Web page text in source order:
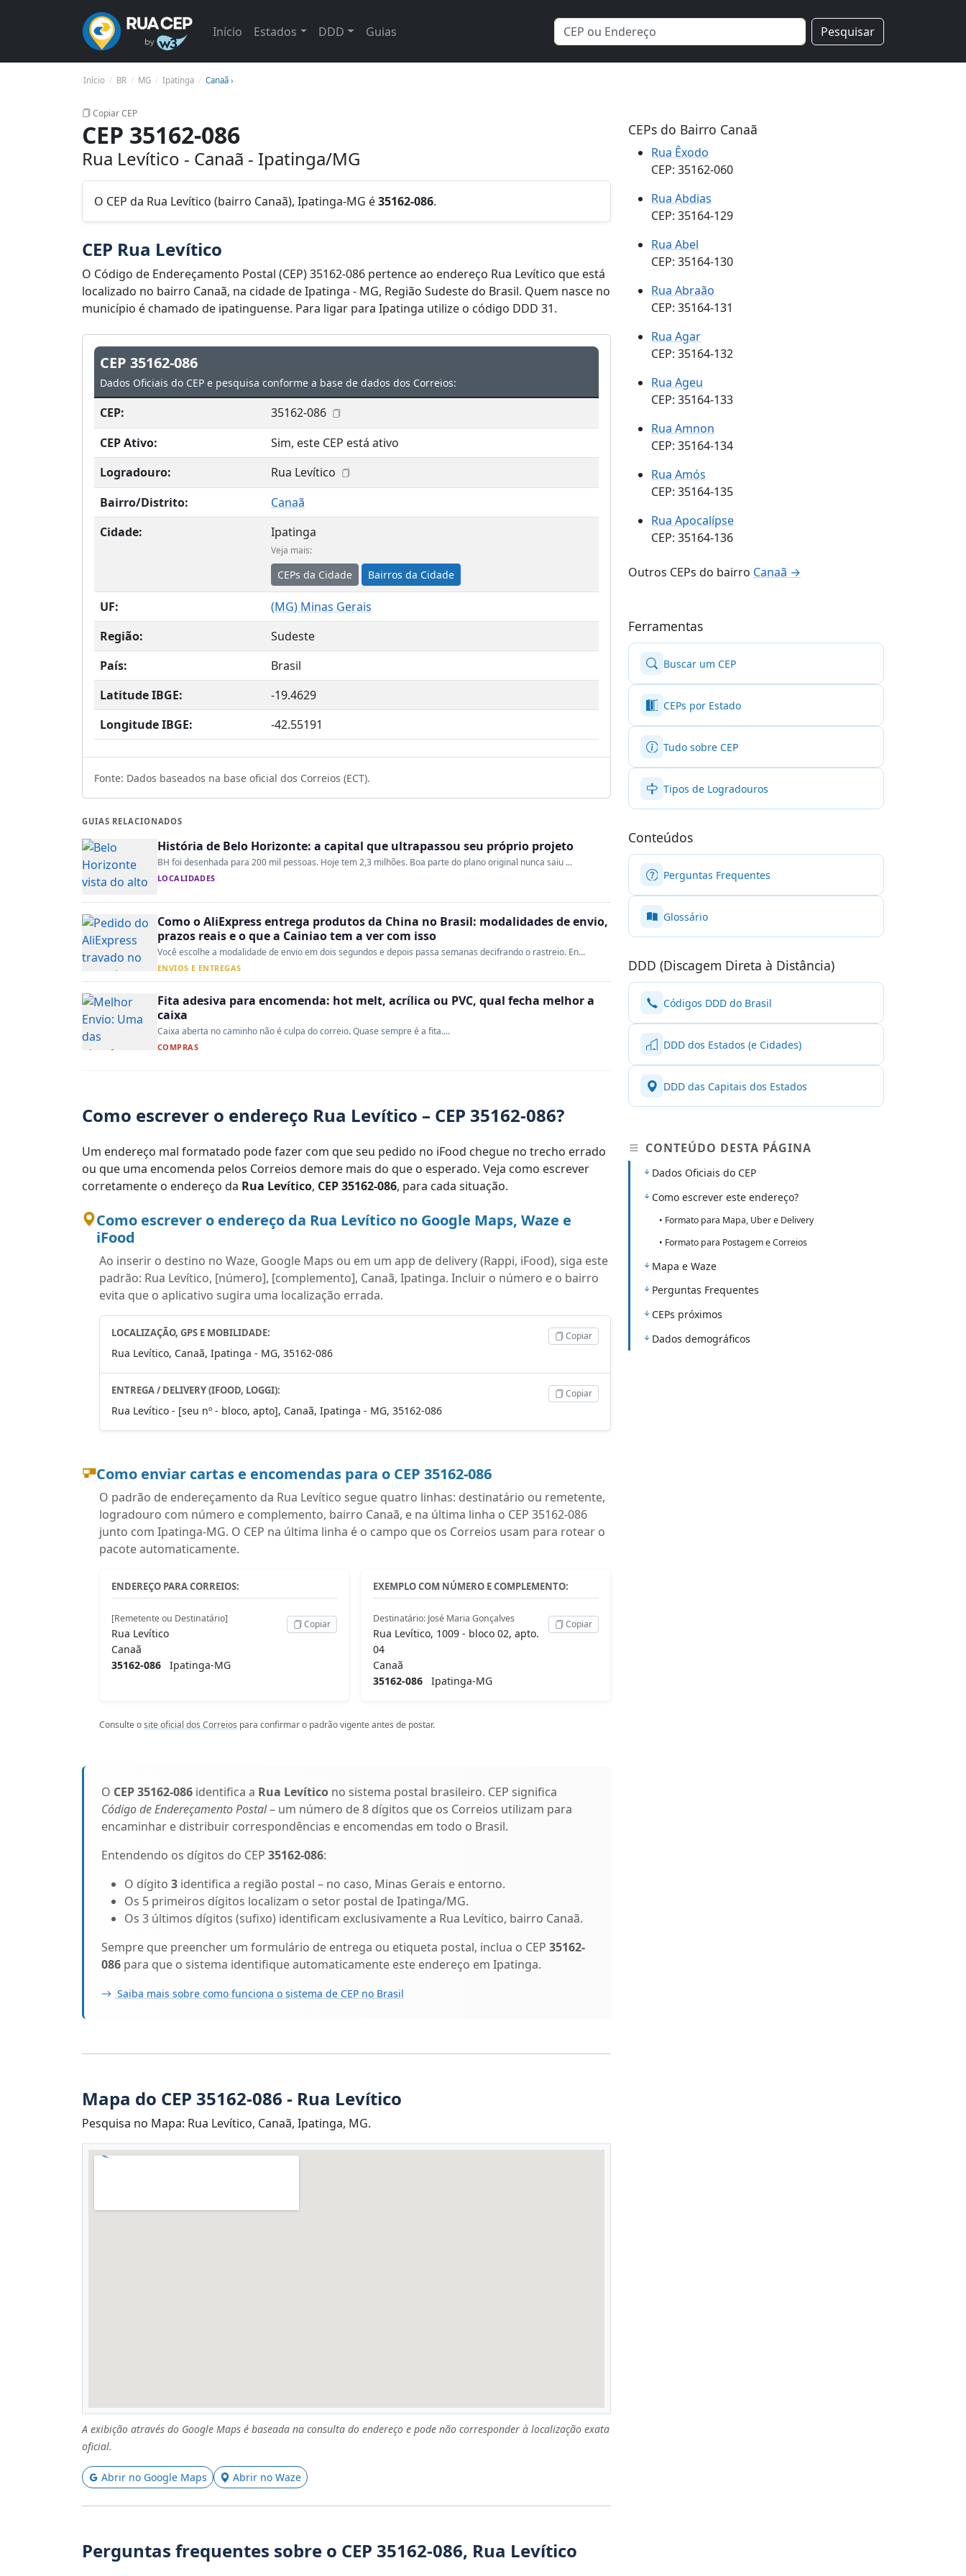
Início Estados DDD Guias Pesquisar
Início BR MG Ipatinga Canaã ›
Copiar CEP
CEP 35162-086
Rua Levítico - Canaã - Ipatinga/MG
O CEP da Rua Levítico (bairro Canaã), Ipatinga-MG é35162-086.
CEP Rua Levítico
O Código de Endereçamento Postal (CEP) 35162-086 pertence ao endereço Rua Levítico que está
localizado no bairro Canaã, na cidade de Ipatinga - MG, Região Sudeste do Brasil. Quem nasce no
município é chamado de ipatinguense. Para ligar para Ipatinga utilize o código DDD 31.
CEP 35162-086
Dados Oficiais do CEP e pesquisa conforme a base de dados dos Correios:
CEP:
35162-086
CEP Ativo:
Sim, este CEP está ativo
Logradouro:
Rua Levítico
Bairro/Distrito:
Canaã
Cidade:
Ipatinga
Veja mais:
CEPs da Cidade Bairros da Cidade
UF: (MG) Minas Gerais
Região:
Sudeste
País:
Brasil
Latitude IBGE:
-19.4629
Longitude IBGE:
-42.55191
Fonte: Dados baseados na base oficial dos Correios (ECT).
GUIAS RELACIONADOS
História de Belo Horizonte: a capital que ultrapassou seu próprio projeto
BH foi desenhada para 200 mil pessoas. Hoje tem 2,3 milhões. Boa parte do plano original nunca saiu ...
LOCALIDADES
Como o AliExpress entrega produtos da China no Brasil: modalidades de envio,
prazos reais e o que a Cainiao tem a ver com isso
Você escolhe a modalidade de envio em dois segundos e depois passa semanas decifrando o rastreio. En...
ENVIOS E ENTREGAS
Fita adesiva para encomenda: hot melt, acrílica ou PVC, qual fecha melhor a
caixa
Caixa aberta no caminho não é culpa do correio. Quase sempre é a fita....
COMPRAS
Como escrever o endereço Rua Levítico – CEP 35162-086?
Um endereço mal formatado pode fazer com que seu pedido no iFood chegue no trecho errado
ou que uma encomenda pelos Correios demore mais do que o esperado. Veja como escrever
corretamente o endereço da Rua Levítico, CEP 35162-086, para cada situação.
Como escrever o endereço da Rua Levítico no Google Maps, Waze e
iFood
Ao inserir o destino no Waze, Google Maps ou em um app de delivery (Rappi, iFood), siga este
padrão: Rua Levítico, [número], [complemento], Canaã, Ipatinga. Incluir o número e o bairro
evita que o aplicativo sugira uma localização errada.
LOCALIZAÇÃO, GPS E MOBILIDADE:
Rua Levítico, Canaã, Ipatinga - MG, 35162-086
Copiar
ENTREGA / DELIVERY (IFOOD, LOGGI):
Rua Levítico - [seu nº - bloco, apto], Canaã, Ipatinga - MG, 35162-086
Copiar
Como enviar cartas e encomendas para o CEP 35162-086
O padrão de endereçamento da Rua Levítico segue quatro linhas: destinatário ou remetente,
logradouro com número e complemento, bairro Canaã, e na última linha o CEP 35162-086
junto com Ipatinga-MG. O CEP na última linha é o campo que os Correios usam para rotear o
pacote automaticamente.
ENDEREÇO PARA CORREIOS:
[Remetente ou Destinatário]
Rua Levítico
Canaã
35162-086 Ipatinga-MG
Copiar
EXEMPLO COM NÚMERO E COMPLEMENTO:
Destinatário: José Maria Gonçalves
Rua Levítico, 1009 - bloco 02, apto.
04
Canaã
35162-086 Ipatinga-MG
Copiar
Consulte osite oficial dos Correios para confirmar o padrão vigente antes de postar.
O CEP 35162-086 identifica a Rua Levítico no sistema postal brasileiro. CEP significa
Código de Endereçamento Postal– um número de 8 dígitos que os Correios utilizam para
encaminhar e distribuir correspondências e encomendas em todo o Brasil.
Entendendo os dígitos do CEP 35162-086:
O dígito 3 identifica a região postal – no caso, Minas Gerais e entorno.
Os 5 primeiros dígitos localizam o setor postal de Ipatinga/MG.
Os 3 últimos dígitos (sufixo) identificam exclusivamente a Rua Levítico, bairro Canaã.
Sempre que preencher um formulário de entrega ou etiqueta postal, inclua o CEP 35162-
086 para que o sistema identifique automaticamente este endereço em Ipatinga.
Saiba mais sobre como funciona o sistema de CEP no Brasil
Mapa do CEP 35162-086 - Rua Levítico
Pesquisa no Mapa: Rua Levítico, Canaã, Ipatinga, MG.
A exibição através do Google Maps é baseada na consulta do endereço e pode não corresponder à localização exata
oficial.
Abrir no Google Maps Abrir no Waze
Perguntas frequentes sobre o CEP 35162-086, Rua Levítico
CEPs do Bairro Canaã
Rua Êxodo
CEP: 35162-060
Rua Abdias
CEP: 35164-129
Rua Abel
CEP: 35164-130
Rua Abraão
CEP: 35164-131
Rua Agar
CEP: 35164-132
Rua Ageu
CEP: 35164-133
Rua Amnon
CEP: 35164-134
Rua Amós
CEP: 35164-135
Rua Apocalípse
CEP: 35164-136
Outros CEPs do bairro Canaã →
Ferramentas
Buscar um CEP
CEPs por Estado
Tudo sobre CEP
Tipos de Logradouros
Conteúdos
Perguntas Frequentes
Glossário
DDD (Discagem Direta à Distância)
Códigos DDD do Brasil
DDD dos Estados (e Cidades)
DDD das Capitais dos Estados
CONTEÚDO DESTA PÁGINA
Dados Oficiais do CEP
Como escrever este endereço?
• Formato para Mapa, Uber e Delivery
• Formato para Postagem e Correios
Mapa e Waze
Perguntas Frequentes
CEPs próximos
Dados demográficos